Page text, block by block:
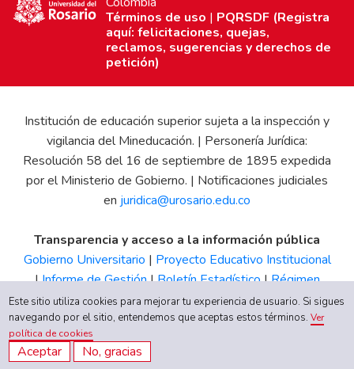
Términos de uso | PQRSDF (Registra
aquí: felicitaciones, quejas,
reclamos, sugerencias y derechos de
petición)
Institución de educación superior sujeta a la inspección y
vigilancia del Mineducación. | Personería Jurídica:
Resolución 58 del 16 de septiembre de 1895 expedida
por el Ministerio de Gobierno. | Notificaciones judiciales
en juridica@urosario.edu.co
Transparencia y acceso a la información pública
Gobierno Universitario | Proyecto Educativo Institucional
|Informe de Gestión|Boletín Estadístico|Régimen
Tributario|Estados Financieros |Código de Ética| Canal
de Integridad UR
Este sitio utiliza cookies para mejorar tu experiencia de usuario. Si sigues
navegando por el sitio, entendemos que aceptas estos términos.Ver
política de cookies
Aceptar No, gracias